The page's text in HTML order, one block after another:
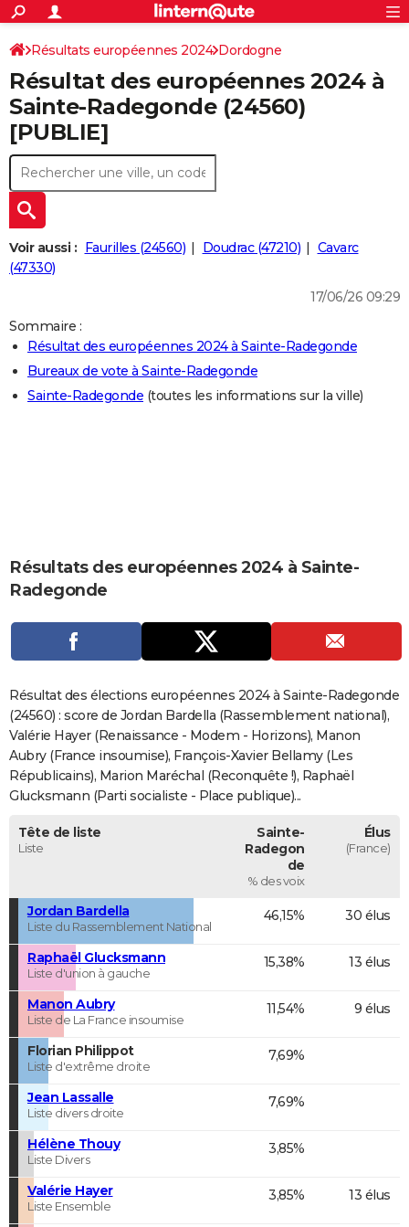
ACTUALITÉS
Politique
Société
Faits Divers
Education
Monde
Villes
+
SPORT
Coupe du monde 2026
Football
Tennis
Cyclisme
Rugby
Forum
CULTURE
Programme TV
TNT
Streaming
Cinéma
Sorties cinéma
Musique
+FINANCE
Retraite
Impôts
Epargne
Immobilier
Risques naturels par ville
Banque
Assurance
CréditAUTO
Essais
Réserver un essai
Citadines
Berlines
SUV
Forum auto
+HIGH-TECH
Mobiles
Meilleur smartphone
Internet
Ordinateurs
Jeux vidéo
Guide high-tech
+
BRICOLAGE
Forum
Aménagement intérieur
Extérieur
Cuisine
Salle de bains
Jardinage
Rangement
+
LIFESTYLE
Art de vivre
Bien-être
Loisirs
Mode
Modes de vie
SANTE
Alimentation
Guide de la santé
Maladies
Médicaments
Sommeil
VOYAGE
Carte de Noël
Carte Bonne année
Carte Saint-Valentin
Carte Pâques
Carte d'anniversaire
COPAINS D'AVANT
AVIS DE DÉCÈS
FORUM
Bricolage
Lifestyle
Culture
Sport
Auto
Television
Voyage
Cinema
S'inscrire
Connexion
Résultats européennes 2024 Dordogne
Résultat des européennes 2024 à
Sainte-Radegonde (24560)
[PUBLIE]
Voir aussi : Faurilles (24560) Doudrac (47210)
Cavarc
(47330)
17/06/26 09:29
Sommaire :
Résultat des européennes 2024 à Sainte-Radegonde
Bureaux de vote à Sainte-Radegonde
Sainte-Radegonde (toutes les informations sur la ville)
Résultats des européennes 2024 à Sainte-
Radegonde
Résultat des élections européennes 2024 à Sainte-Radegonde
(24560) : score de Jordan Bardella (Rassemblement national),
Valérie Hayer (Renaissance - Modem - Horizons), Manon
Aubry (France insoumise), François-Xavier Bellamy (Les
Républicains), Marion Maréchal (Reconquête !), Raphaël
Glucksmann (Parti socialiste - Place publique)...
Tête de liste
Liste
Sainte-
Radegon
de
% des voix
Élus
(France)
Jordan Bardella
Liste du Rassemblement National
46,15% 30 élus
Raphaël Glucksmann
Liste d'union à gauche
15,38% 13 élus
Manon Aubry
Liste de La France insoumise
11,54% 9 élus
Florian Philippot
Liste d'extrême droite
7,69%
Jean Lassalle
Liste divers droite
7,69%
Hélène Thouy
Liste Divers
3,85%
Valérie Hayer
Liste Ensemble
3,85% 13 élus